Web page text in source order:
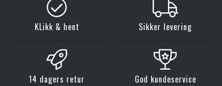
KLikk & hent Sikker levering
14 dagers retur God kundeservice